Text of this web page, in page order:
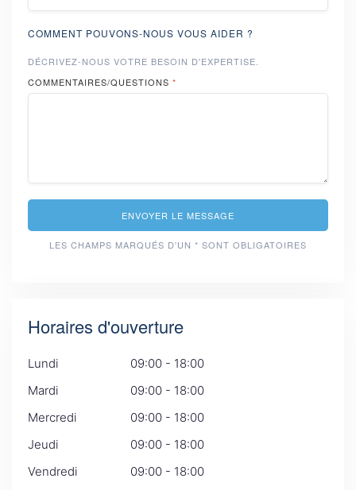
COMMENT POUVONS-NOUS VOUS AIDER ?
DÉCRIVEZ-NOUS VOTRE BESOIN D'EXPERTISE.
COMMENTAIRES/QUESTIONS *
ENVOYER LE MESSAGE
LES CHAMPS MARQUÉS D'UN * SONT OBLIGATOIRES
Horaires d'ouverture
Lundi
09:00 - 18:00
Mardi
09:00 - 18:00
Mercredi
09:00 - 18:00
Jeudi
09:00 - 18:00
Vendredi
09:00 - 18:00